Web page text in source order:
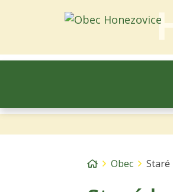
Úvodní stránka
Obec